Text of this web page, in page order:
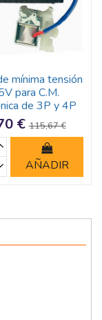
mínima tensión
para C.M.
de 3P y 4P
€115,67 €
AÑADIR